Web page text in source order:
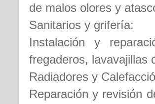
de malos olores y
Sanitarios y grifería:
Instalación y
fregaderos, lavavajillas
Radiadores y
Reparación y revisión